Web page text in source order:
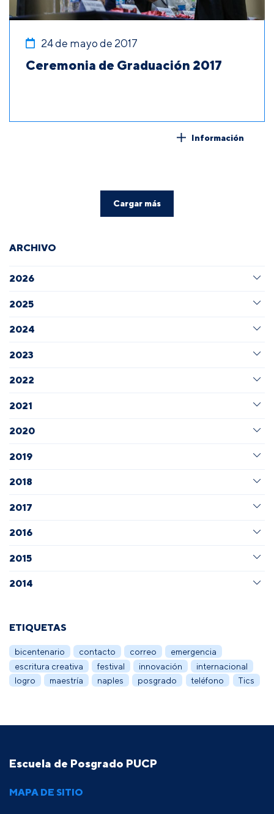
24 de mayo de 2017
Ceremonia de Graduación 2017
Información
Cargar más
ARCHIVO
2026
2025
2024
2023
2022
2021
2020
2019
2018
2017
2016
2015
2014
ETIQUETAS
bicentenario contacto correo
emergencia
escritura creativa
festival innovación
internacional
logro
maestría naples posgrado teléfono Tics
Escuela de Posgrado PUCP
MAPA DE SITIO